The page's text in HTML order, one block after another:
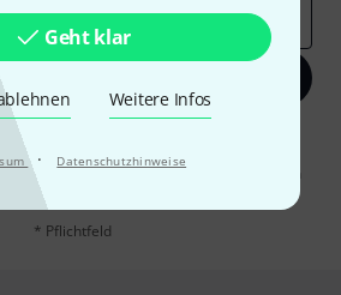
Geht klar
Weitere Infos
· Datenschutzhinweise
stimmen Sie dem Erhalt von E-Mail-
des E-Mail-Nutzungsverhaltens zu. Die
Weitere Informationen finden Sie in
Datenschutzhinweisen
* Pflichtfeld